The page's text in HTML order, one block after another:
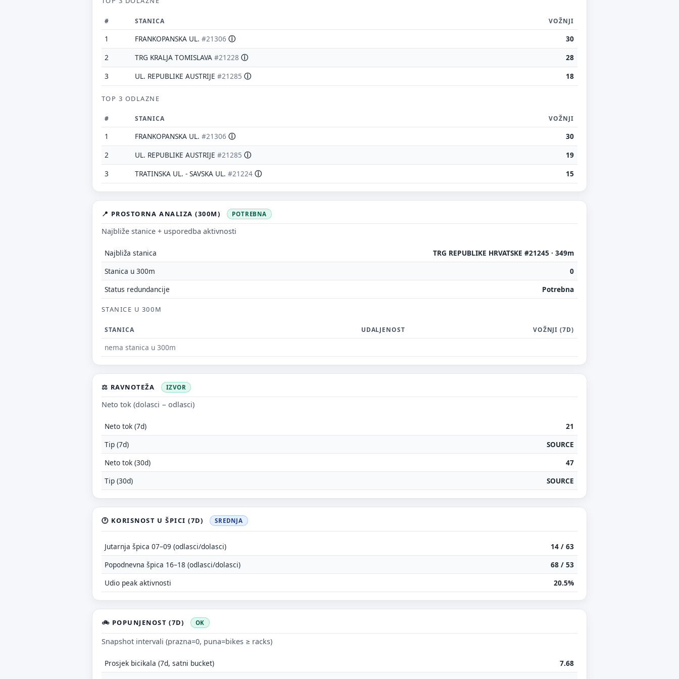
# STANICA VOŽNJI
1 FRANKOPANSKA UL. #21306 ⓘ
30
2
TRG KRALJA TOMISLAVA #21228 ⓘ
28
3
UL. REPUBLIKE AUSTRIJE #21285 ⓘ 18
TOP 3 ODLAZNE
# STANICA VOŽNJI
1 FRANKOPANSKA UL. #21306 ⓘ
30
2
UL. REPUBLIKE AUSTRIJE #21285 ⓘ
19
3
TRATINSKA UL. - SAVSKA UL. #21224 ⓘ 15
📍 PROSTORNA ANALIZA (300M) POTREBNA
Najbliže stanice + usporedba aktivnosti
Najbliža stanica
TRG REPUBLIKE HRVATSKE #21245 · 349m
Stanica u 300m
0
Status redundancije
Potrebna
STANICE U 300M
STANICA UDALJENOST VOŽNJI (7D)
nema stanica u 300m
⚖️ RAVNOTEŽA IZVOR
Neto tok (dolasci − odlasci)
Neto tok (7d)
21
Tip (7d)
SOURCE
Neto tok (30d)
47
Tip (30d)
SOURCE
🕐 KORISNOST U ŠPICI (7D) SREDNJA
Jutarnja špica 07–09 (odlasci/dolasci)
14 / 63
Popodnevna špica 16–18 (odlasci/dolasci)
68 / 53
Udio peak aktivnosti
20.5%
🚲 POPUNJENOST (7D) OK
Snapshot intervali (prazna=0, puna=bikes ≥ racks)
Prosjek bicikala (7d, satni bucket)
7.68